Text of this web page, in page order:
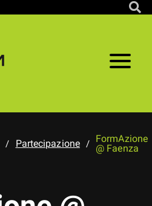
/ Partecipazione /
FormAzione
@ Faenza